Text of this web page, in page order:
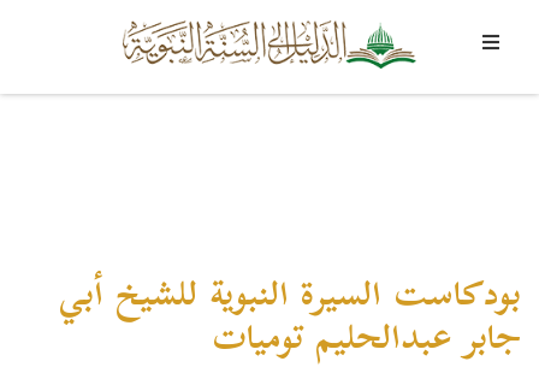
بودكاست السيرة النبوية للشيخ أبي
جابر عبدالحليم توميات